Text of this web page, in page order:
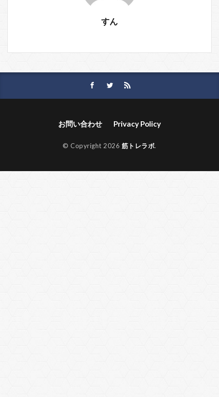
すん
お問い合わせ Privacy Policy
© Copyright 2026 筋トレラボ.